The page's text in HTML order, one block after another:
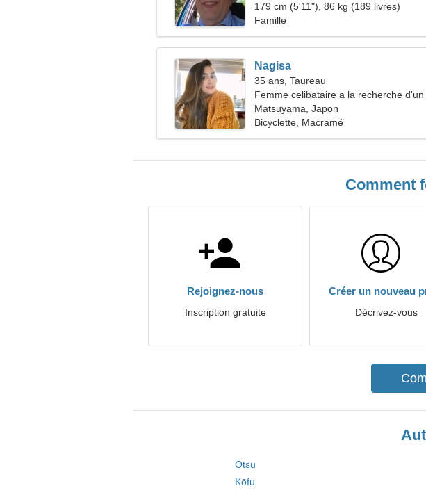
179 cm (5'11"), 86 kg (189 livres)
Famille
Nagisa
35 ans, Taureau
Femme celibataire a la recherche
39-45
Matsuyama, Japon
Bicyclette, Macramé
Comment
Rejoignez-nous
Inscription gratuite
Créer un nouveau
Décrivez-vous
Ōtsu
Kōfu